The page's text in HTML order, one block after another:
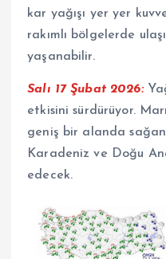
kar yağışı yer yer
rakımlı bölgelerde
yaşanabilir.
Salı 17 Şubat 2026:
etkisini sürdürüyor.
geniş bir alanda
Karadeniz ve Doğu
edecek.